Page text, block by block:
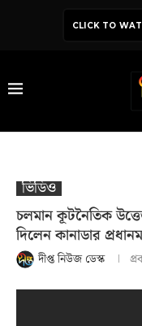
CLICK TO
ভিডিও
চলমান কূটনৈতিক
দিলেন কানাডার
দীপ্ত নিউজ ডেস্ক